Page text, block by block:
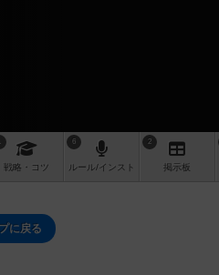
戦略 ・コツ
6
ルール/インスト
2
掲示板
に戻る